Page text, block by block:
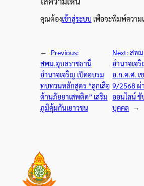
คุณต้องเข้าสู่ระบบ เพื่อจะพิมพ์ความ
←
Previous:
สพม.อุบลราชธานี
อำนาจเจริญ เปิดอบรม
ทบทวนหลักสูตร “ลูกเสือ
ต้านภัยยาเสพติด” เสริม
ภูมิคุ้มกันเยาวชน
Next:สพม
อำนาจเจ
อ.ก.ค.ศ. เ
9/2568 ผ่
ออนไลน์ ขั
บุคคล
→